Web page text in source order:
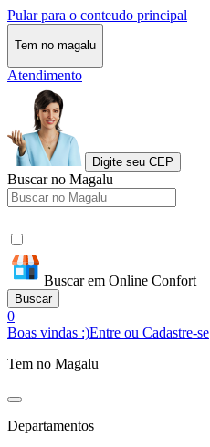
Pular para o conteudo principal
Tem no magalu
Atendimento
Digite seu CEP
Buscar no Magalu
Buscar em Online Confort
Buscar
0
Boas vindas :)Entre ou Cadastre-se
Tem no Magalu
Departamentos